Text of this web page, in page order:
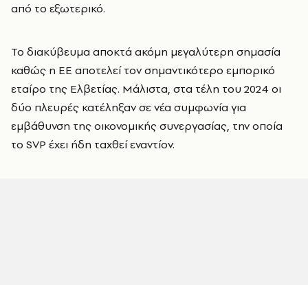
από το εξωτερικό.
Το διακύβευμα αποκτά ακόμη μεγαλύτερη σημασία
καθώς η ΕΕ αποτελεί τον σημαντικότερο εμπορικό
εταίρο της Ελβετίας. Μάλιστα, στα τέλη του 2024 οι
δύο πλευρές κατέληξαν σε νέα συμφωνία για
εμβάθυνση της οικονομικής συνεργασίας, την οποία
το SVP έχει ήδη ταχθεί εναντίον.